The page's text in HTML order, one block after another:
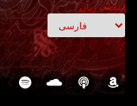
انتخاب زبان